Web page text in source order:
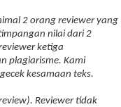
2 orang reviewer yang
nilai dari 2
ketiga
plagiarisme. Kami
kesamaan teks.
Reviewer tidak